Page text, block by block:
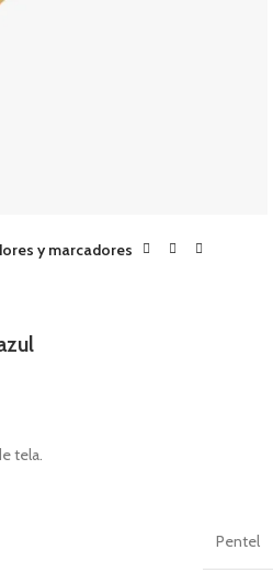
y marcadores
tela.
Pentel